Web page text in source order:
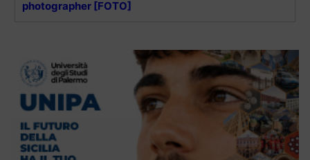
photographer [FOTO]